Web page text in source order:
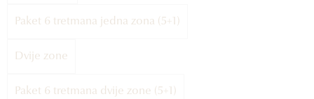
Paket 6 tretmana jedna zona (5+1)
Dvije zone
Paket 6 tretmana dvije zone (5+1)